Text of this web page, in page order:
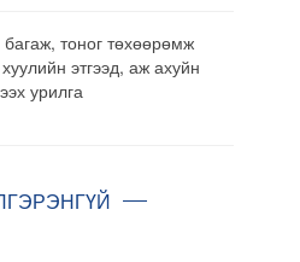
тоног төхөөрөмж
этгээд, аж ахуйн
урилга